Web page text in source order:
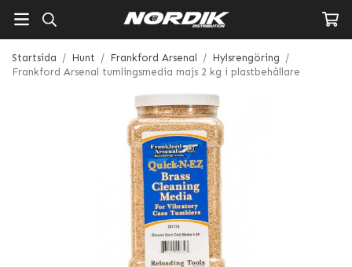
Startsida / Hunt / Frankford Arsenal / Hylsrengöring /
Frankford Arsenal tumlingsmedia majs 2 kg i plastbehållare